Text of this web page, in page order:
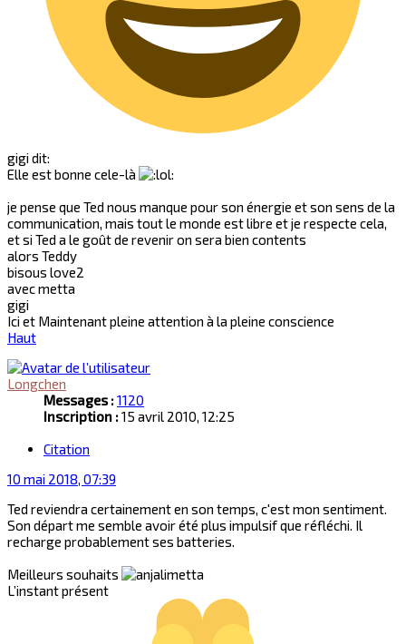
gigi dit:
Elle est bonne cele-là
je pense que Ted nous manque pour son énergie et son sens de la
communication, mais tout le monde est libre et je respecte cela,
et si Ted a le goût de revenir on sera bien contents
alors Teddy
bisous love2
avec metta
gigi
Ici et Maintenant pleine attention à la pleine conscience
Haut
Longchen
Messages :1120
Inscription :15 avril 2010, 12:25
Citation
10 mai 2018, 07:39
Ted reviendra certainement en son temps, c'est mon sentiment.
Son départ me semble avoir été plus impulsif que réfléchi. Il
recharge probablement ses batteries.
Meilleurs souhaits
L’instant présent